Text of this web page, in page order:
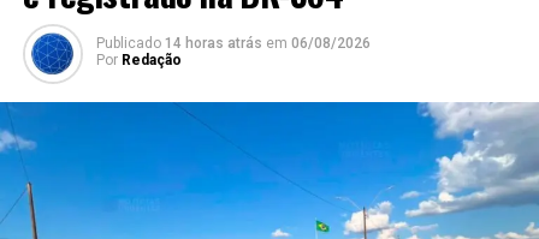
Publicado 14 horas atrás em 06/08/2026
Por Redação